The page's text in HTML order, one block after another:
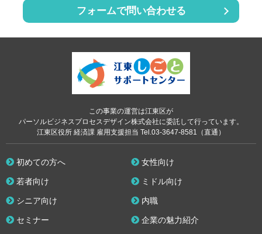
フォームで問い合わせる
この事業の運営は江東区が
パーソルビジネスプロセスデザイン株式会社に委託して行っています。
江東区役所 経済課 雇用支援担当 Tel.03-3647-8581（直通）
初めての方へ 女性向け
若者向け ミドル向け
シニア向け 内職
セミナー 企業の魅力紹介